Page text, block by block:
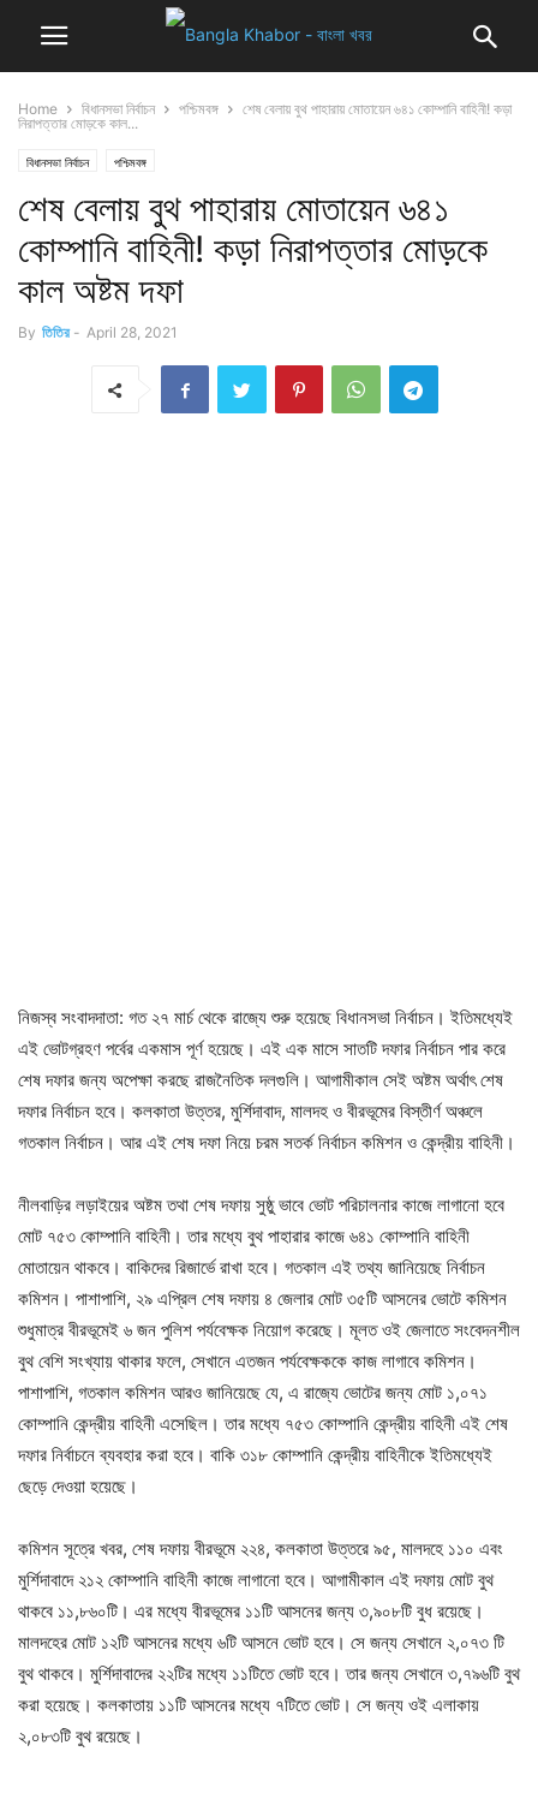
Home বিধানসভা নির্বাচন পশ্চিমবঙ্গ
শেষ বেলায় বুথ পাহারায় মোতায়েন ৬৪১ কোম্পানি বাহিনী! কড়া
নিরাপত্তার মোড়কে কাল...
বিধানসভা নির্বাচন পশ্চিমবঙ্গ
শেষ বেলায় বুথ পাহারায় মোতায়েন ৬৪১
কোম্পানি বাহিনী! কড়া নিরাপত্তার মোড়কে
কাল অষ্টম দফা
By তিতির - April 28, 2021
নিজস্ব সংবাদদাতা: গত ২৭ মার্চ থেকে রাজ্যে শুরু হয়েছে বিধানসভা নির্বাচন। ইতিমধ্যেই
এই ভোটগ্রহণ পর্বের একমাস পূর্ণ হয়েছে। এই এক মাসে সাতটি দফার নির্বাচন পার করে
শেষ দফার জন্য অপেক্ষা করছে রাজনৈতিক দলগুলি। আগামীকাল সেই অষ্টম অর্থাৎ শেষ
দফার নির্বাচন হবে। কলকাতা উত্তর, মুর্শিদাবাদ, মালদহ ও বীরভূমের বিস্তীর্ণ অঞ্চলে
গতকাল নির্বাচন। আর এই শেষ দফা নিয়ে চরম সতর্ক নির্বাচন কমিশন ও কেন্দ্রীয় বাহিনী।
নীলবাড়ির লড়াইয়ের অষ্টম তথা শেষ দফায় সুষ্ঠু ভাবে ভোট পরিচালনার কাজে লাগানো হবে
মোট ৭৫৩ কোম্পানি বাহিনী। তার মধ্যে বুথ পাহারার কাজে ৬৪১ কোম্পানি বাহিনী
মোতায়েন থাকবে। বাকিদের রিজার্ভে রাখা হবে। গতকাল এই তথ্য জানিয়েছে নির্বাচন
কমিশন। পাশাপাশি, ২৯ এপ্রিল শেষ দফায় ৪ জেলার মোট ৩৫টি আসনের ভোটে কমিশন
শুধুমাত্র বীরভূমেই ৬ জন পুলিশ পর্যবেক্ষক নিয়োগ করেছে। মূলত ওই জেলাতে সংবেদনশীল
বুথ বেশি সংখ্যায় থাকার ফলে, সেখানে এতজন পর্যবেক্ষককে কাজ লাগাবে কমিশন।
পাশাপাশি, গতকাল কমিশন আরও জানিয়েছে যে, এ রাজ্যে ভোটের জন্য মোট ১,০৭১
কোম্পানি কেন্দ্রীয় বাহিনী এসেছিল। তার মধ্যে ৭৫৩ কোম্পানি কেন্দ্রীয় বাহিনী এই শেষ
দফার নির্বাচনে ব্যবহার করা হবে। বাকি ৩১৮ কোম্পানি কেন্দ্রীয় বাহিনীকে ইতিমধ্যেই
ছেড়ে দেওয়া হয়েছে।
কমিশন সূত্রে খবর, শেষ দফায় বীরভূমে ২২৪, কলকাতা উত্তরে ৯৫, মালদহে ১১০ এবং
মুর্শিদাবাদে ২১২ কোম্পানি বাহিনী কাজে লাগানো হবে। আগামীকাল এই দফায় মোট বুথ
থাকবে ১১,৮৬০টি। এর মধ্যে বীরভূমের ১১টি আসনের জন্য ৩,৯০৮টি বুধ রয়েছে।
মালদহের মোট ১২টি আসনের মধ্যে ৬টি আসনে ভোট হবে। সে জন্য সেখানে ২,০৭৩ টি
বুথ থাকবে। মুর্শিদাবাদের ২২টির মধ্যে ১১টিতে ভোট হবে। তার জন্য সেখানে ৩,৭৯৬টি বুথ
করা হয়েছে। কলকাতায় ১১টি আসনের মধ্যে ৭টিতে ভোট। সে জন্য ওই এলাকায়
২,০৮৩টি বুথ রয়েছে।